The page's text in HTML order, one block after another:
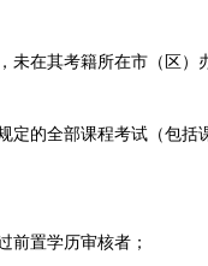
在其考籍所在市（区）
的全部课程考试（包括
置学历审核者；